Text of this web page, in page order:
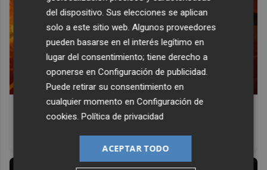
Corepunk MMORPG
Un verdadero MMORPG de la vieja escuela ¡Cómo los de
antes, pero mejor!
del dispositivo. Sus elecciones se aplican
solo a este sitio web. Algunos proveedores
pueden basarse en el interés legítimo en
lugar del consentimiento; tiene derecho a
oponerse enConfiguración de publicidad.
Puede retirar su consentimiento en
cualquier momento enConfiguración de
cookies.Política de privacidad
ACEPTAR TODO